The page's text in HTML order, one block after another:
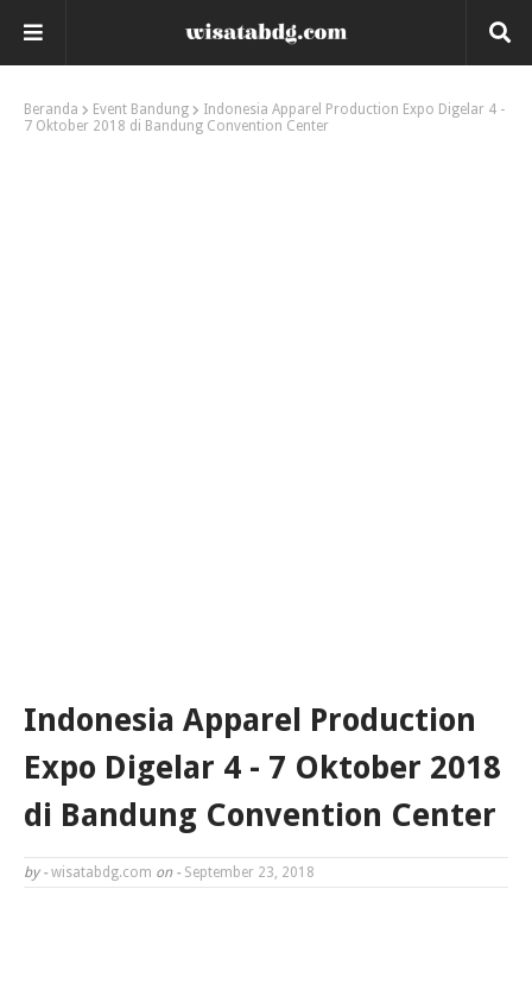
Beranda Event Bandung
Indonesia Apparel Production Expo Digelar 4 -
7 Oktober 2018 di Bandung Convention Center
Indonesia Apparel Production
Expo Digelar 4 - 7 Oktober 2018
di Bandung Convention Center
by - wisatabdg.com on - September 23, 2018